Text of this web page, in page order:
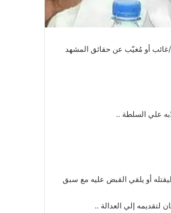
/غائب أو مُغيّب عن حقائق المشهد
علي السلطة ..
أو يلقي القبض عليه مع سبق
لتقديمه إلي العدالة ..